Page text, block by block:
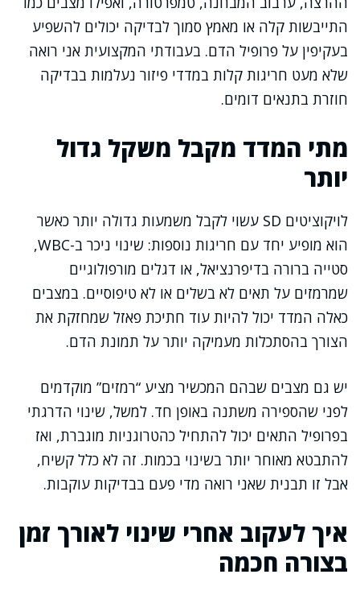
התייבשות קלה או מאמץ סמוך לבדיקה יכולים להשפיע
בעקיפין על פרופיל הדם. בעבודתי המקצועית אני רואה
שלא מעט חריגות קלות במדדי פיזור נעלמות בבדיקה
חוזרת בתנאים דומים.
מתי המדד מקבל משקל גדול
יותר
לויקוציטים SD עשוי לקבל משמעות גדולה יותר כאשר
הוא מופיע יחד עם חריגות נוספות: שינוי ניכר ב-WBC,
סטייה ברורה בדיפרנציאל, או דגלים מורפולוגיים
שמרמזים על תאים לא בשלים או לא טיפוסיים. במצבים
כאלה המדד יכול להיות עוד חתיכת פאזל שמחזקת את
הצורך בהסתכלות מעמיקה יותר על תמונת הדם.
יש גם מצבים שבהם המכשיר מציע “רמזים” מוקדמים
לפני שהספירה משתנה באופן חד. למשל, שינוי הדרגתי
בפרופיל התאים יכול להתחיל כהטרוגניות מוגברת, ואז
להתבטא מאוחר יותר בשינוי בכמות. זה לא כלל קשיח,
אבל זו תבנית שאני רואה מדי פעם בבדיקות עוקבות.
איך לעקוב אחרי שינוי לאורך זמן
בצורה חכמה